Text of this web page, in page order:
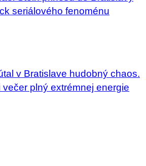
seriálového fenoménu
v Bratislave hudobný chaos.
plný extrémnej energie